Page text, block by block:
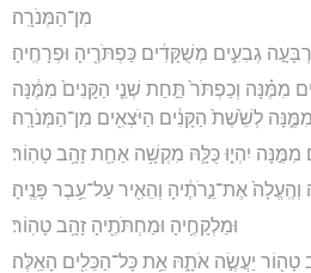
מִן־הַמְּנֹרָֽה׃
גְבִעִ֑ים מְשֻׁקָּדִ֔ים כַּפְתֹּרֶ֖יהָ וּפְרָחֶֽיהָ׃
מִמֶּ֗נָּה וְכַפְתֹּר֙ תַּ֣חַת שְׁנֵ֤י הַקָּנִים֙ מִמֶּ֔נָּה
לְשֵׁ֙שֶׁת֙ הַקָּנִ֔ים הַיֹּצְאִ֖ים מִן־הַמְּנֹרָֽה׃
מִמֶּ֣נָּה יִהְי֑וּ כֻּלָּ֛הּ מִקְשָׁ֥ה אַחַ֖ת זָהָ֥ב טָהֽוֹר׃
אֶת־נֵ֣רֹתֶ֔יהָ וְהֵאִ֖יר עַל־עֵ֥בֶר פָּנֶֽיהָ׃
וּמַלְקָחֶ֥יהָ וּמַחְתֹּתֶ֖יהָ זָהָ֥ב טָהֽוֹר׃
טָה֖וֹר יַעֲשֶׂ֣ה אֹתָ֑הּ אֵ֥ת כָּל־הַכֵּלִ֖ים הָאֵֽלֶּה׃